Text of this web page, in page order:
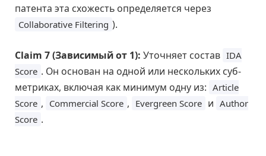
патента эта схожесть определяется через
Collaborative Filtering ).
Claim 7 (Зависимый от 1): Уточняет состав IDA
Score . Он основан на одной или нескольких суб-
метриках, включая как минимум одну из: Article
Score , Commercial Score , Evergreen Score и Author
Score .